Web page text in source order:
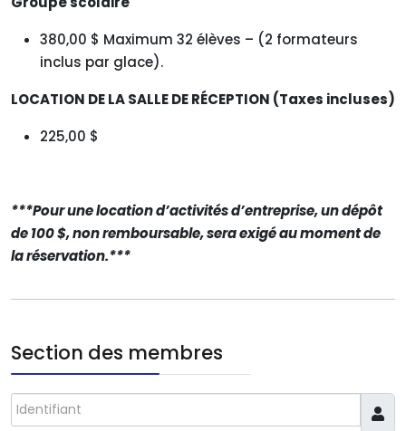
380,00 $ Maximum 32 élèves – (2 formateurs
inclus par glace).
LOCATION DE LA SALLE DE RÉCEPTION (Taxes incluses)
225,00 $
***Pour une location d’activités d’entreprise, un dépôt
de 100 $, non remboursable, sera exigé au moment de
la réservation.***
Section des membres
Identifiant